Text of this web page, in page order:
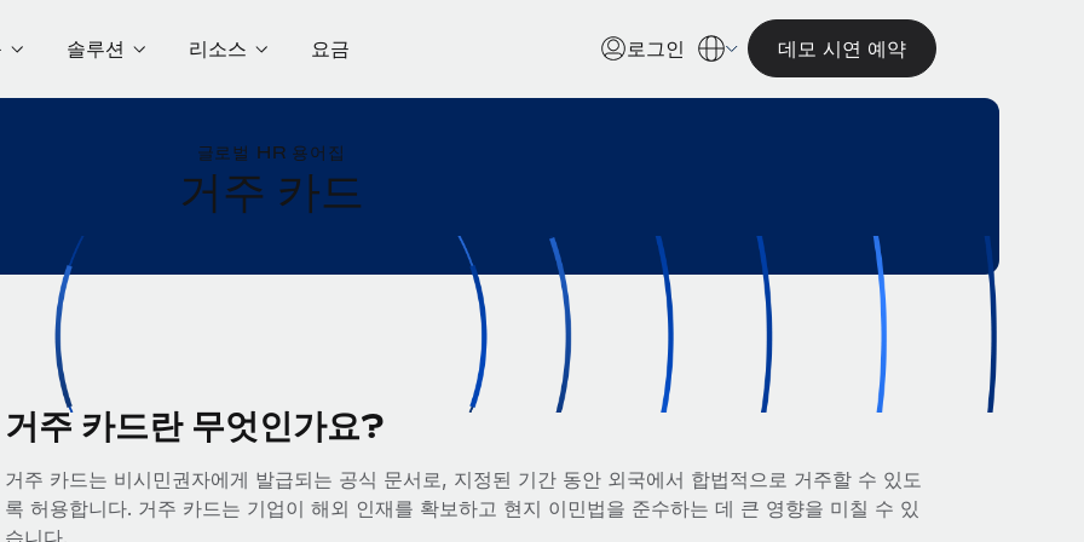
솔루션 리소스 요금 로그인 데모 시연 예약
글로벌 HR 용어집
거주 카드
거주 카드란 무엇인가요?
거주 카드는 비시민권자에게 발급되는 공식 문서로, 지정된 기간 동안 외국에서 합법적으로 거주할 수 있도
록 허용합니다. 거주 카드는 기업이 해외 인재를 확보하고 현지 이민법을 준수하는 데 큰 영향을 미칠 수 있
습니다.